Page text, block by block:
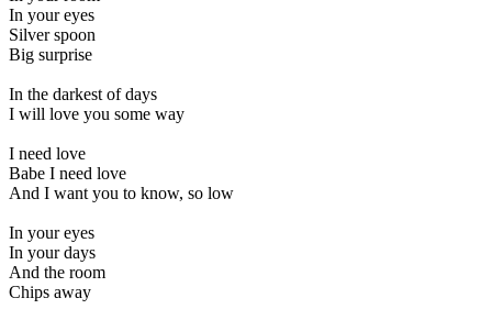
In your eyes
Silver spoon
Big surprise
In the darkest of days
I will love you some way
I need love
Babe I need love
And I want you to know, so low
In your eyes
In your days
And the room
Chips away